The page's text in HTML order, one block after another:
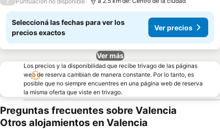
Seleccioná las fechas para ver los
precios exactos
Ver precios
Ver más
Los precios y la disponibilidad que recibe trivago de las páginas
web de reserva cambian de manera constante. Por lo tanto, es
posible que no siempre encuentres en una página web de reserva
la misma oferta que viste en trivago.
Preguntas frecuentes sobre Valencia
Otros alojamientos en Valencia